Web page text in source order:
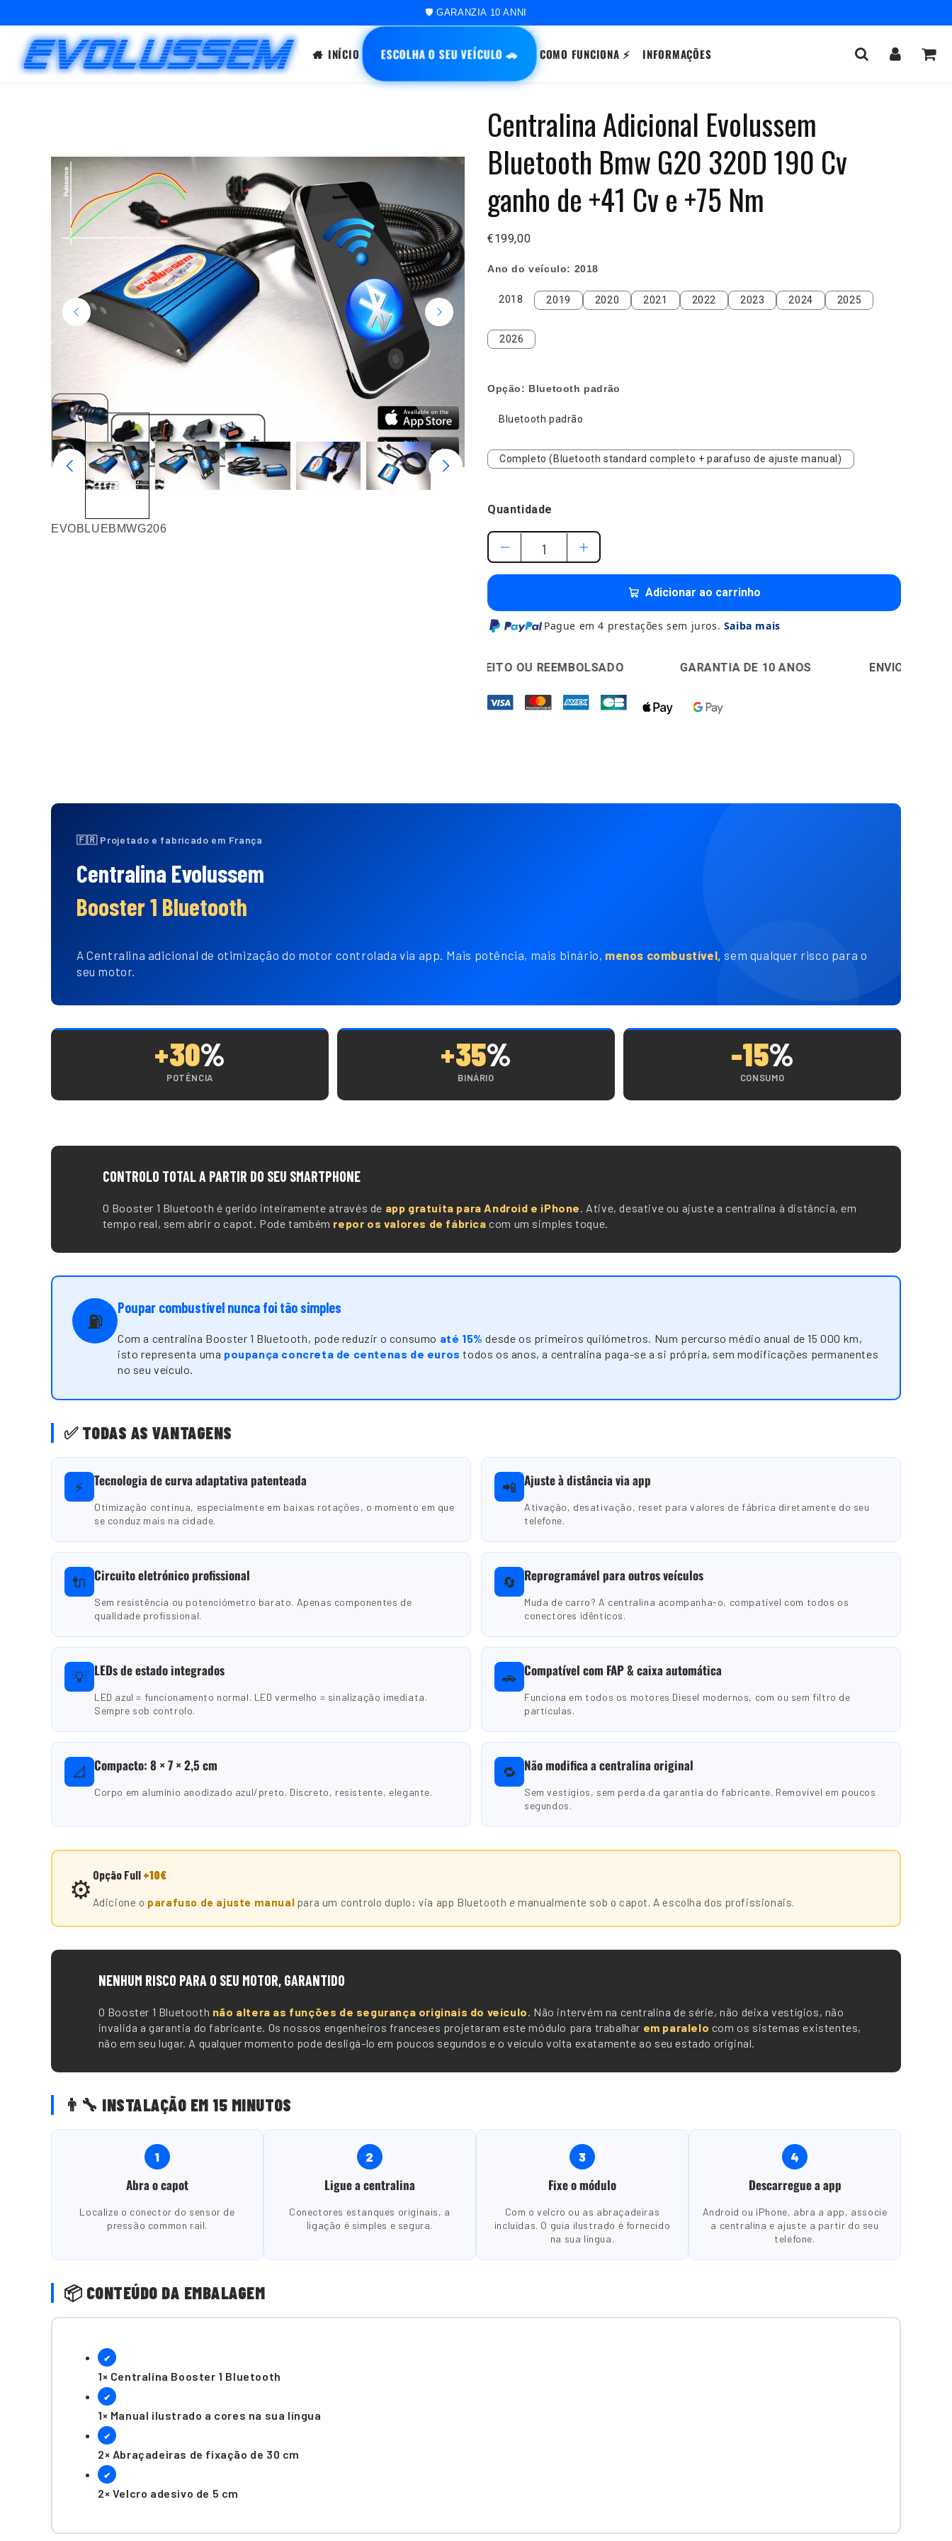
🛡️ GARANZIA 10 ANNI
INÍCIO ESCOLHA O SEU VEÍCULO 🚗 COMO FUNCIONA ⚡ INFORMAÇÕES
EVOBLUEBMWG206
Centralina Adicional Evolussem
Bluetooth Bmw G20 320D 190 Cv
ganho de +41 Cv e +75 Nm
€199,00
Ano do veículo: 2018
2018
2018 2019
2019 2020
2020 2021
2021 2022
2022 2023
2023 2024
2024 2025
2025
2026
2026
Opção: Bluetooth padrão
Bluetooth padrão
Bluetooth padrão
Completo (Bluetooth standard completo + parafuso de ajuste manual)
Completo (Bluetooth standard completo + parafuso de ajuste manual)
Quantidade
Adicionar ao carrinho
Pague em 4 prestações sem juros. Saiba mais
30 DIAS SATISFEITO OU REEMBOLSADO 🛡️GARANTIA DE 10 ANOS 🚚ENVIO EM 24H
🇫🇷 Projetado e fabricado em França
Centralina Evolussem
Booster 1 Bluetooth
A Centralina adicional de otimização do motor controlada via app. Mais potência, mais binário, menos combustível, sem qualquer risco para o
seu motor.
+30%
POTÊNCIA
+35%
BINÁRIO
-15%
CONSUMO
CONTROLO TOTAL A PARTIR DO SEU SMARTPHONE
O Booster 1 Bluetooth é gerido inteiramente através de app gratuita para Android e iPhone . Ative, desative ou ajuste a centralina à distância, em
tempo real, sem abrir o capot. Pode também repor os valores de fábrica com um simples toque.
⛽
Poupar combustível nunca foi tão simples
Com a centralina Booster 1 Bluetooth, pode reduzir o consumo até 15% desde os primeiros quilómetros. Num percurso médio anual de 15 000 km,
isto representa uma poupança concreta de centenas de euros todos os anos, a centralina paga-se a si própria, sem modificações permanentes
no seu veículo.
✅ TODAS AS VANTAGENS
⚡ Tecnologia de curva adaptativa patenteada
Otimização contínua, especialmente em baixas rotações, o momento em que
se conduz mais na cidade.
📲 Ajuste à distância via app
Ativação, desativação, reset para valores de fábrica diretamente do seu
telefone.
🔌 Circuito eletrónico profissional
Sem resistência ou potenciómetro barato. Apenas componentes de
qualidade profissional.
🔄 Reprogramável para outros veículos
Muda de carro? A centralina acompanha-o, compatível com todos os
conectores idênticos.
💡 LEDs de estado integrados
LED azul = funcionamento normal. LED vermelho = sinalização imediata.
Sempre sob controlo.
🚗 Compatível com FAP & caixa automática
Funciona em todos os motores Diesel modernos, com ou sem filtro de
partículas.
📐 Compacto: 8 × 7 × 2,5 cm
Corpo em alumínio anodizado azul/preto. Discreto, resistente, elegante.
🔁 Não modifica a centralina original
Sem vestígios, sem perda da garantia do fabricante. Removível em poucos
segundos.
⚙️ Opção Full +10€
Adicione o parafuso de ajuste manual para um controlo duplo: via app Bluetooth e manualmente sob o capot. A escolha dos profissionais.
NENHUM RISCO PARA O SEU MOTOR, GARANTIDO
O Booster 1 Bluetooth não altera as funções de segurança originais do veículo. Não intervém na centralina de série, não deixa vestígios, não
invalida a garantia do fabricante. Os nossos engenheiros franceses projetaram este módulo para trabalhar em paralelo com os sistemas existentes,
não em seu lugar. A qualquer momento pode desligá-lo em poucos segundos e o veículo volta exatamente ao seu estado original.
👨🔧 INSTALAÇÃO EM 15 MINUTOS
1
Abra o capot
Localize o conector do sensor de
pressão common rail.
2
Ligue a centralina
Conectores estanques originais, a
ligação é simples e segura.
3
Fixe o módulo
Com o velcro ou as abraçadeiras
incluídas. O guia ilustrado é fornecido
na sua língua.
4
Descarregue a app
Android ou iPhone, abra a app, associe
a centralina e ajuste a partir do seu
telefone.
📦 CONTEÚDO DA EMBALAGEM
✔
1× Centralina Booster 1 Bluetooth
✔
1× Manual ilustrado a cores na sua língua
✔
2× Abraçadeiras de fixação de 30 cm
✔
2× Velcro adesivo de 5 cm